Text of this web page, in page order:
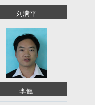
刘满平
李健